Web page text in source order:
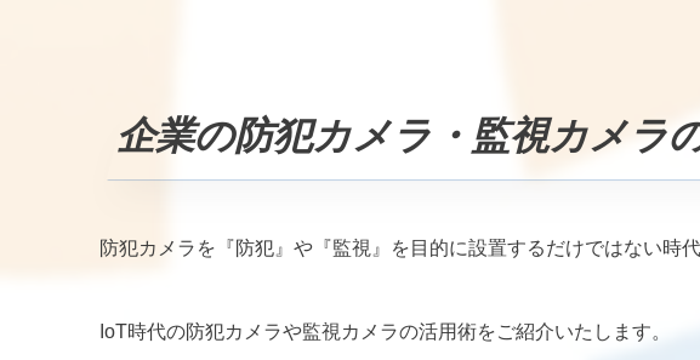
企業の防犯カメラ・監視カメラ
防犯カメラを『防犯』や『監視』を目的に設置するだけではない時
IoT時代の防犯カメラや監視カメラの活用術をご紹介いたします。